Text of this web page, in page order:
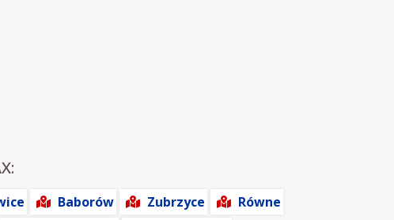
Baborów Zubrzyce
Równe